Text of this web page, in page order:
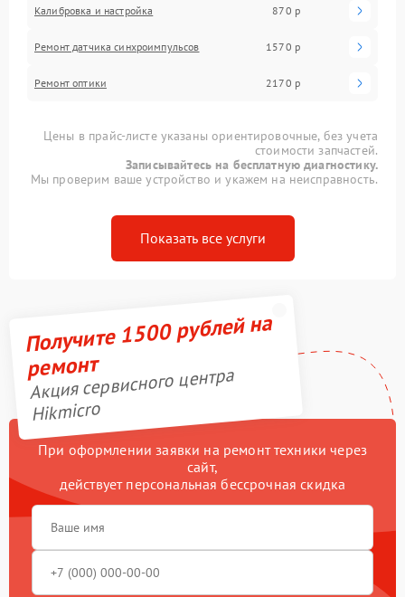
Калибровка и настройка 870 р
Ремонт датчика синхроимпульсов 1570 р
Ремонт оптики 2170 р
Цены в прайс-листе указаны ориентировочные, без учета
стоимости запчастей.
Записывайтесь на бесплатную диагностику.
Мы проверим ваше устройство и укажем на неисправность.
Показать все услуги
Получите 1500 рублей на
ремонт
Акция сервисного центра
Hikmicro
При оформлении заявки на ремонт техники через
сайт,
действует персональная бессрочная скидка